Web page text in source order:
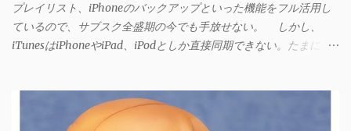
プレイリスト、iPhoneのバックアップといった機能をフル活用し
ているので、サブスク全盛期の今でも手放せない。 しかし、
iTunesはiPhoneやiPad、iPodとしか直接同期できない。たまに
ドパーティー製のアプリを PC と Androidデバイス それぞれにイン
ストールすれば、Wi-Fiや USB接続 を通じて同期できるようにな